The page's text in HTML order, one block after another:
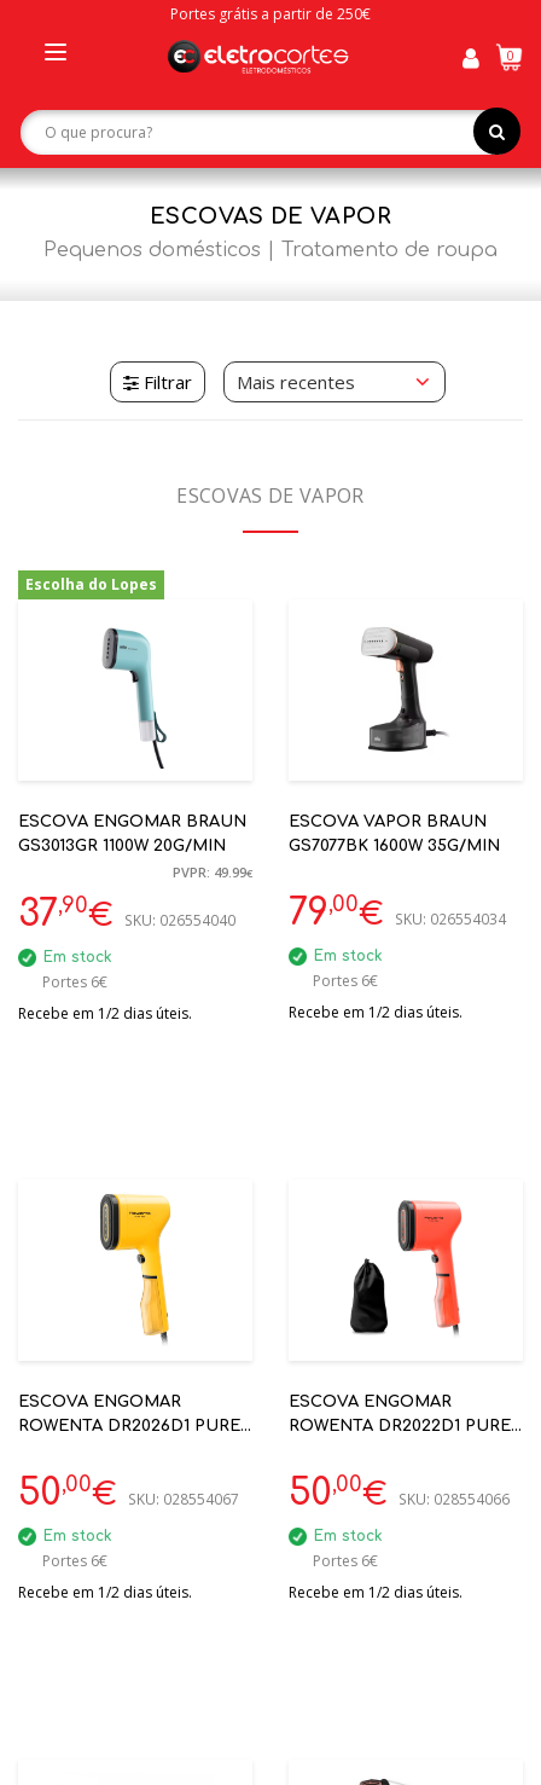
Portes grátis a partir de 250€
navigation
0
ESCOVAS DE VAPOR
Pequenos domésticos Tratamento de roupa
Filtrar
ESCOVAS DE VAPOR
Escolha do Lopes
-24%
ESCOVA ENGOMAR BRAUN
GS3013GR 1100W 20G/MIN
PVPR: 49.99€
37,90€ SKU: 026554040
Em stock
Portes 6€
Recebe em 1/2 dias úteis.
ESCOVA VAPOR BRAUN
GS7077BK 1600W 35G/MIN
79,00€ SKU: 026554034
Em stock
Portes 6€
Recebe em 1/2 dias úteis.
ESCOVA ENGOMAR
ROWENTA DR2026D1 PURE
20GR/MIN
50,00€ SKU: 028554067
Em stock
Portes 6€
Recebe em 1/2 dias úteis.
ESCOVA ENGOMAR
ROWENTA DR2022D1 PURE
20GR/MIN
50,00€ SKU: 028554066
Em stock
Portes 6€
Recebe em 1/2 dias úteis.